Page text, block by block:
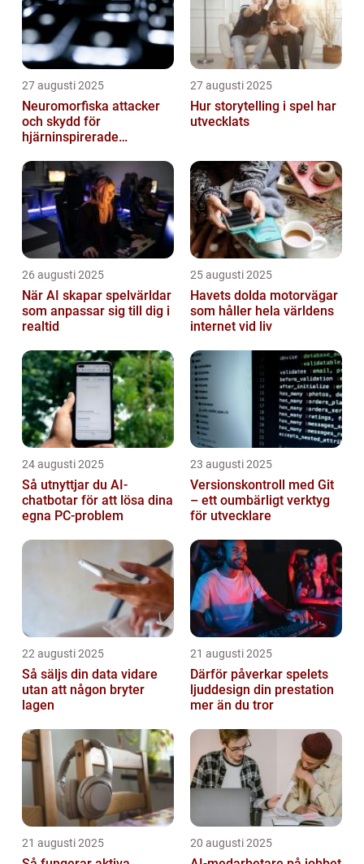
27 augusti 2025
Neuromorfiska attacker
och skydd för
hjärninspirerade
27 augusti 2025
Hur storytelling i spel har
utvecklats
26 augusti 2025
När AI skapar spelvärldar
som anpassar sig till dig i
realtid
25 augusti 2025
Havets dolda motorvägar
som håller hela världens
internet vid liv
24 augusti 2025
Så utnyttjar du AI-
chatbotar för att lösa dina
egna PC-problem
23 augusti 2025
Versionskontroll med Git
– ett oumbärligt verktyg
för utvecklare
22 augusti 2025
Så säljs din data vidare
utan att någon bryter
lagen
21 augusti 2025
Därför påverkar spelets
ljuddesign din prestation
mer än du tror
21 augusti 2025 20 augusti 2025